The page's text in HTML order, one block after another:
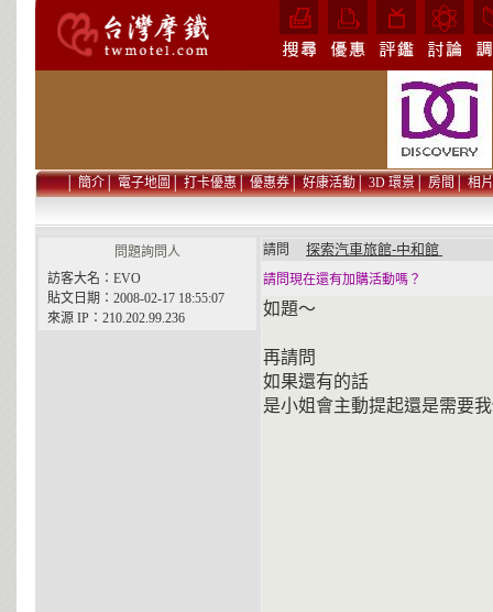
│簡介│電子地圖│打卡優惠│優惠券│好康活動│3D 環景│房間│相片
問題詢問人
訪客大名：EVO
貼文日期：2008-02-17 18:55:07
來源 IP：210.202.99.236
請問 探索汽車旅館-中和館
請問現在還有加購活動嗎？
如題～
再請問
如果還有的話
是小姐會主動提起還是需要